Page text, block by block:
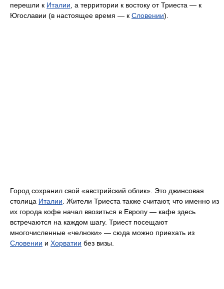
перешли к Италии , а территории к востоку от Триеста — к
Югославии (в настоящее время — к Словении).
Город сохранил свой «австрийский облик». Это джинсовая
столица Италии . Жители Триеста также считают, что именно из
их города кофе начал ввозиться в Европу — кафе здесь
встречаются на каждом шагу. Триест посещают
многочисленные «челноки» — сюда можно приехать из
Словении и Хорватии без визы.